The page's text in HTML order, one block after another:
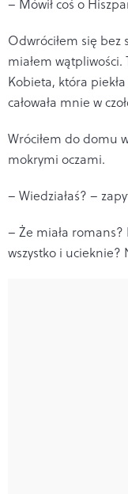
– Mówił coś o
Odwróciłem się bez
miałem wątpliwości.
Kobieta, która
całowała mnie w
Wróciłem do domu
mokrymi oczami.
– Wiedziałaś? –
– Że miała romans?
wszystko i ucieknie?